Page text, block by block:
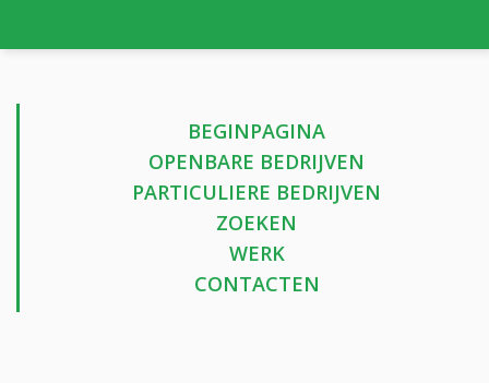
BEGINPAGINA
OPENBARE BEDRIJVEN
PARTICULIERE BEDRIJVEN
ZOEKEN
WERK
CONTACTEN